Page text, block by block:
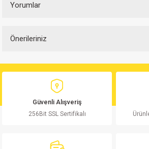
Yorumlar
Yorum Yaz
Önerileriniz
yetersiz gördüğünüz noktaları öneri formunu
Görüş ve önerileriniz için teşekkür ederiz.
Ürün resmi kalitesiz, bozuk veya
Ürün bilgilerinde hatalar bulunuyor.
Güvenli Alışveriş
256Bit SSL Sertifikalı